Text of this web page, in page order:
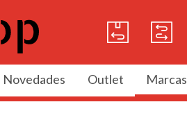
Novedades Outlet Marcas